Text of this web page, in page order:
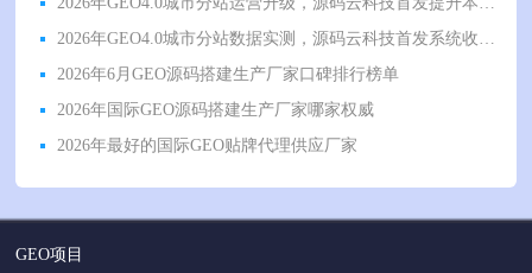
2026年6月GEO源码搭建生产厂家口碑排行榜单
2026年国际GEO源码搭建生产厂家哪家权威
2026年最好的国际GEO贴牌代理供应厂家
GEO项目